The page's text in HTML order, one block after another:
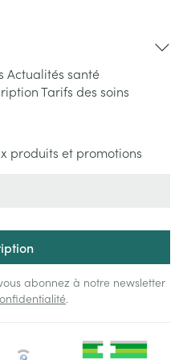
Actualités santé
Tarifs des soins
produits et promotions
abonnez à notre newsletter
.